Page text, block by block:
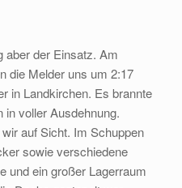
aber der Einsatz. Am
die Melder uns um 2:17
in Landkirchen. Es brannte
voller Ausdehnung.
auf Sicht. Im Schuppen
sowie verschiedene
und ein großer Lagerraum